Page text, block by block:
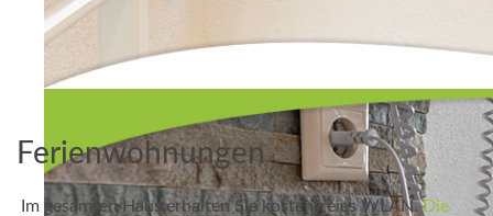
Ferienwohnungen
Im gesamten Haus erhalten Sie kostenfreies WLAN.Die